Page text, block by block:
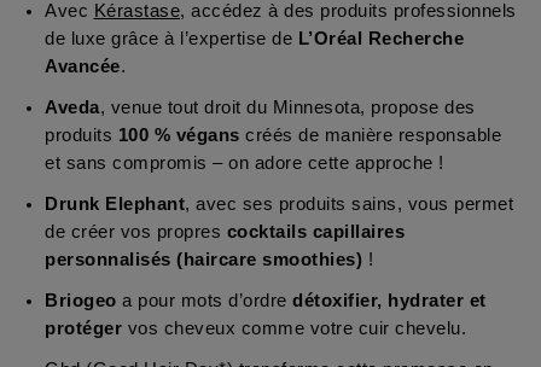
Avec Kérastase, accédez à des produits professionnels
de luxe grâce à l’expertise de L’Oréal Recherche
Avancée.
Aveda, venue tout droit du Minnesota, propose des
produits 100 % végans créés de manière responsable
et sans compromis – on adore cette approche !
Drunk Elephant, avec ses produits sains, vous permet
de créer vos propres cocktails capillaires
personnalisés (haircare smoothies) !
Briogeo a pour mots d’ordre détoxifier, hydrater et
protéger vos cheveux comme votre cuir chevelu.